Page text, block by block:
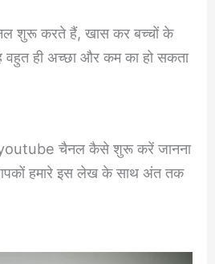
शुरू करते हैं, खास कर बच्चों के
वहुत ही अच्छा और कम का हो सकता
चैनल कैसे शुरू करें जानना
हमारे इस लेख के साथ अंत तक